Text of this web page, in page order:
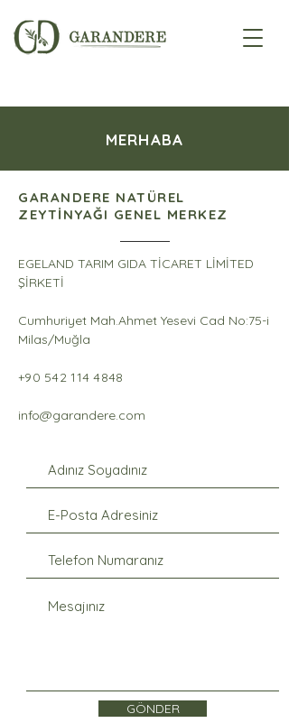
MERHABA
GARANDERE NATÜREL
ZEYTİNYAĞI GENEL MERKEZ
EGELAND TARIM GIDA TİCARET LİMİTED
ŞİRKETİ
Cumhuriyet Mah.Ahmet Yesevi Cad No:75-i
Milas/Muğla
+90 542 114 4848
info@garandere.com
GÖNDER